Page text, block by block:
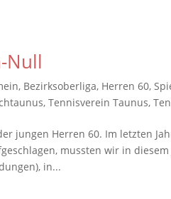
Null
, Bezirksoberliga, Herren 60,
,Tennisverein Taunus,
jungen Herren 60. Im letzten
mussten wir in
in...